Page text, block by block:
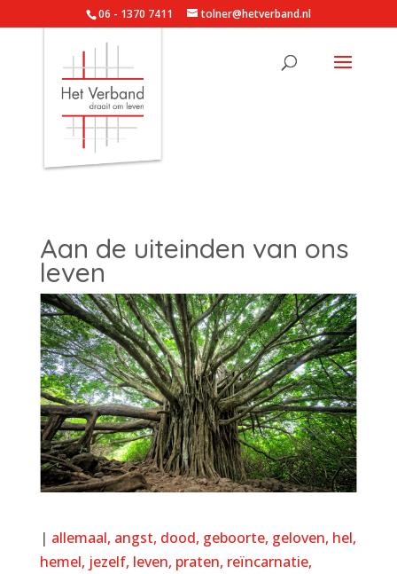
06 - 1370 7411 tolner@hetverband.nl
Aan de uiteinden van ons
leven
| allemaal angst dood geboorte geloven hel
hemel jezelf leven praten reïncarnatie